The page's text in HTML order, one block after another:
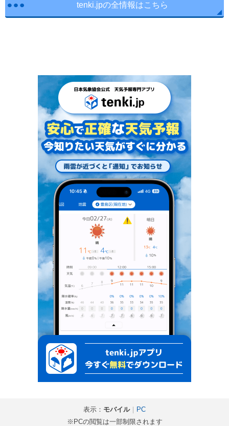
tenki.jpの全情報はこちら
表示： モバイル｜
PC
※PCの閲覧は一部制限されます